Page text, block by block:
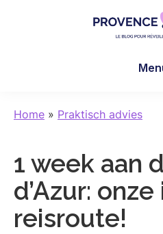
in
-
blog
van
Home » Praktisch advies
1 week aan
d’Azur:
reisroute!